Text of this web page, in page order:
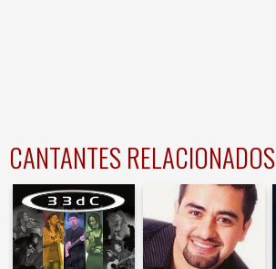
CANTANTES RELACIONADOS